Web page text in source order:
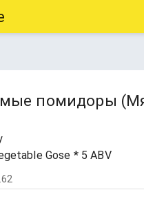
помидоры
Gose * 5 ABV